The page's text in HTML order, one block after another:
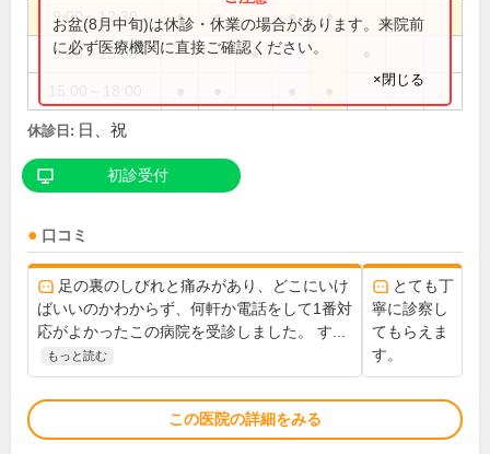
9:00～12:30 ● ● ● ●
9:00～13:00 ●
お盆(8月中旬)は休診・休業の場合があります。来院前
に必ず医療機関に直接ご確認ください。
×閉じる
休診日: 日、祝
初診受付
口コミ
足の裏のしびれと痛みがあり、どこにいけ
ばいいのかわからず、何軒か電話をして1番対
応がよかったこの病院を受診しました。 す...
もっと読む
とても丁
寧に診察し
てもらえま
す。
この医院の詳細をみる